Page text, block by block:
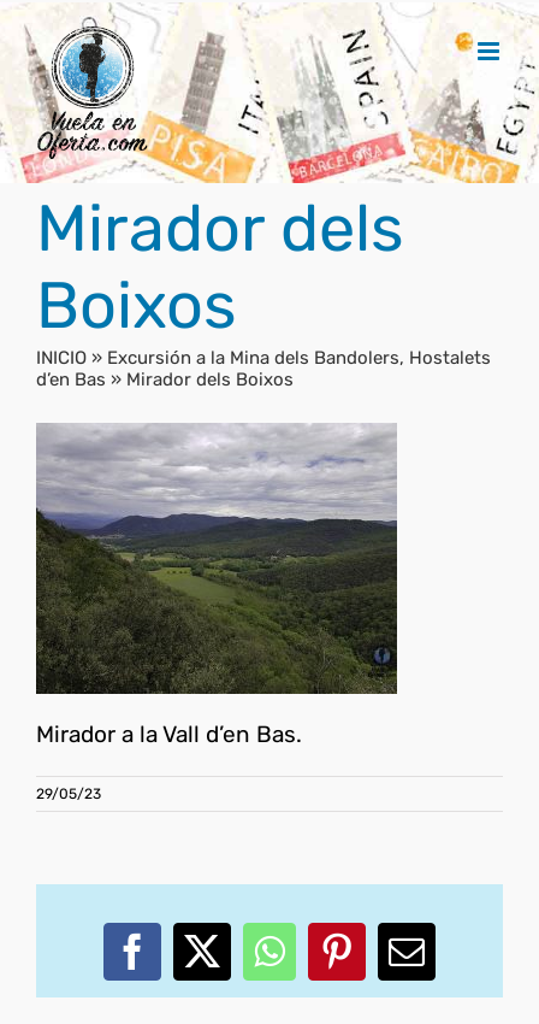
Saltar
contenido
Mirador dels
Boixos
INICIO » Excursión a la Mina dels Bandolers, Hostalets
d’en Bas » Mirador dels Boixos
Mirador a la Vall d’en Bas.
29/05/23
Facebook
X WhatsApp
PinterestCorreo